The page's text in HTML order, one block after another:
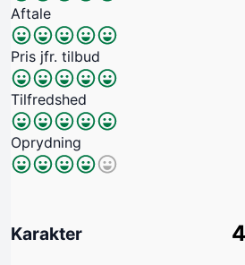
Aftale
Pris jfr. tilbud
Tilfredshed
Oprydning
Karakter